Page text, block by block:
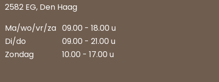
2582 EG, Den Haag
Ma/wo/vr/za 09.00 - 18.00 u
Di/do
09.00 - 21.00 u
Zondag
10.00 - 17.00 u